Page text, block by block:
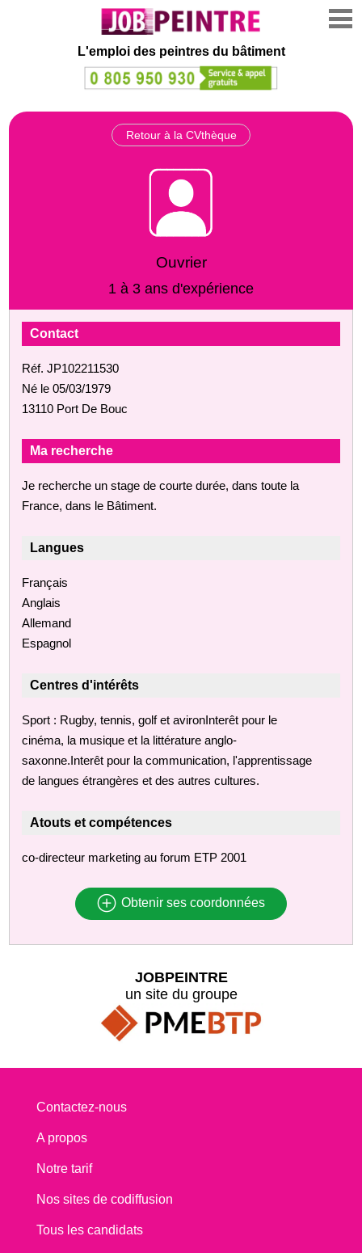
L'emploi des peintres du bâtiment
Retour à la CVthèque
Ouvrier
1 à 3 ans d'expérience
Contact
Réf. JP102211530
Né le 05/03/1979
13110 Port De Bouc
Ma recherche
Je recherche un stage de courte durée, dans toute la
France, dans le Bâtiment.
Langues
Français
Anglais
Allemand
Espagnol
Centres d'intérêts
Sport : Rugby, tennis, golf et avironInterêt pour le
cinéma, la musique et la littérature anglo-
saxonne.Interêt pour la communication, l'apprentissage
de langues étrangères et des autres cultures.
Atouts et compétences
co-directeur marketing au forum ETP 2001
Obtenir ses coordonnées
JOBPEINTRE
un site du groupe
Contactez-nous
A propos
Notre tarif
Nos sites de codiffusion
Tous les candidats